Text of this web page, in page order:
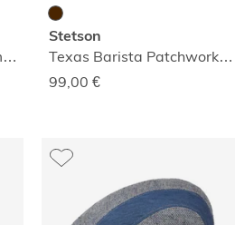
Patchwork 181 Schirmmütze
Stetson
Texas Barista Patchwork Schirmmütze
99,00 €